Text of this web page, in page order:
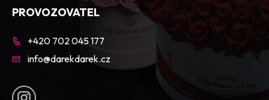
PROVOZOVATEL
+420 702 045 177
info@darekdarek.cz